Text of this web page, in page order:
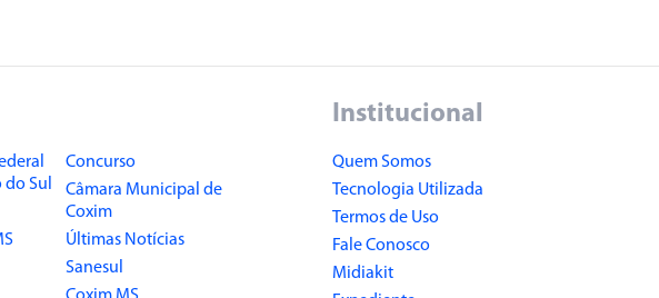
Sul
Concurso
Câmara Municipal de
Coxim
Últimas Notícias
Sanesul
Institucional
Quem Somos
Tecnologia Utilizada
Termos de Uso
Fale Conosco
Midiakit